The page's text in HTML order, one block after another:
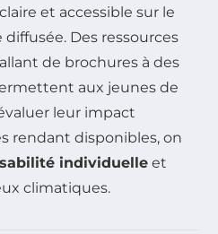
et accessible sur le
Des ressources
de brochures à des
aux jeunes de
leur impact
rendant disponibles, on
individuelle et
climatiques.